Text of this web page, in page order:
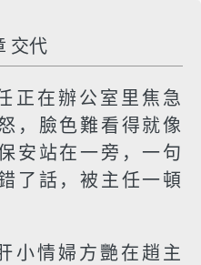
交代
正在辦公室里焦急
，臉色難看得就像
安站在一旁，一句
了話，被主任一頓
小情婦方艷在趙主